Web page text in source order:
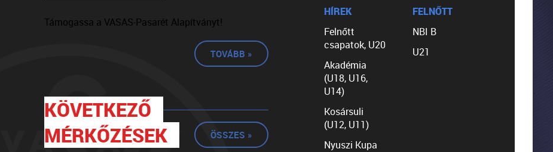
Támogassa a VASAS-Pasarét Alapítványt!
TOVÁBB »
KÖVETKEZŐ
MÉRKŐZÉSEK
ÖSSZES »
HÍREK
Felnőtt
csapatok, U20
Akadémia
(U18, U16,
U14)
Kosársuli
(U12, U11)
Nyuszi Kupa
FELNŐTT
NBI B
U21